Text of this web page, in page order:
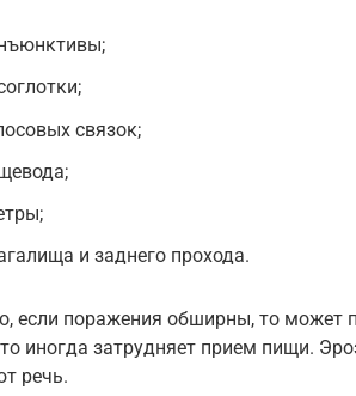
связок;
и заднего прохода.
если поражения обширны, то может
иногда затрудняет прием пищи.
речь.